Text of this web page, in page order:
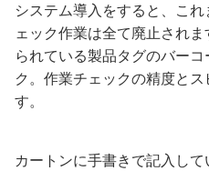
システム導入をすると、こ
ェック作業は全て廃止され
られている製品タグのバー
ク。作業チェックの精度と
す。
カートンに手書きで記入し